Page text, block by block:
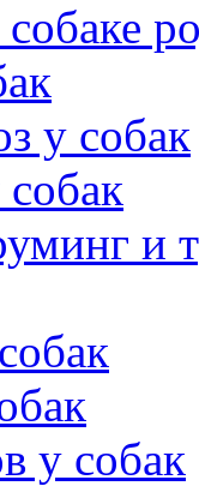
у собак
и
у собак